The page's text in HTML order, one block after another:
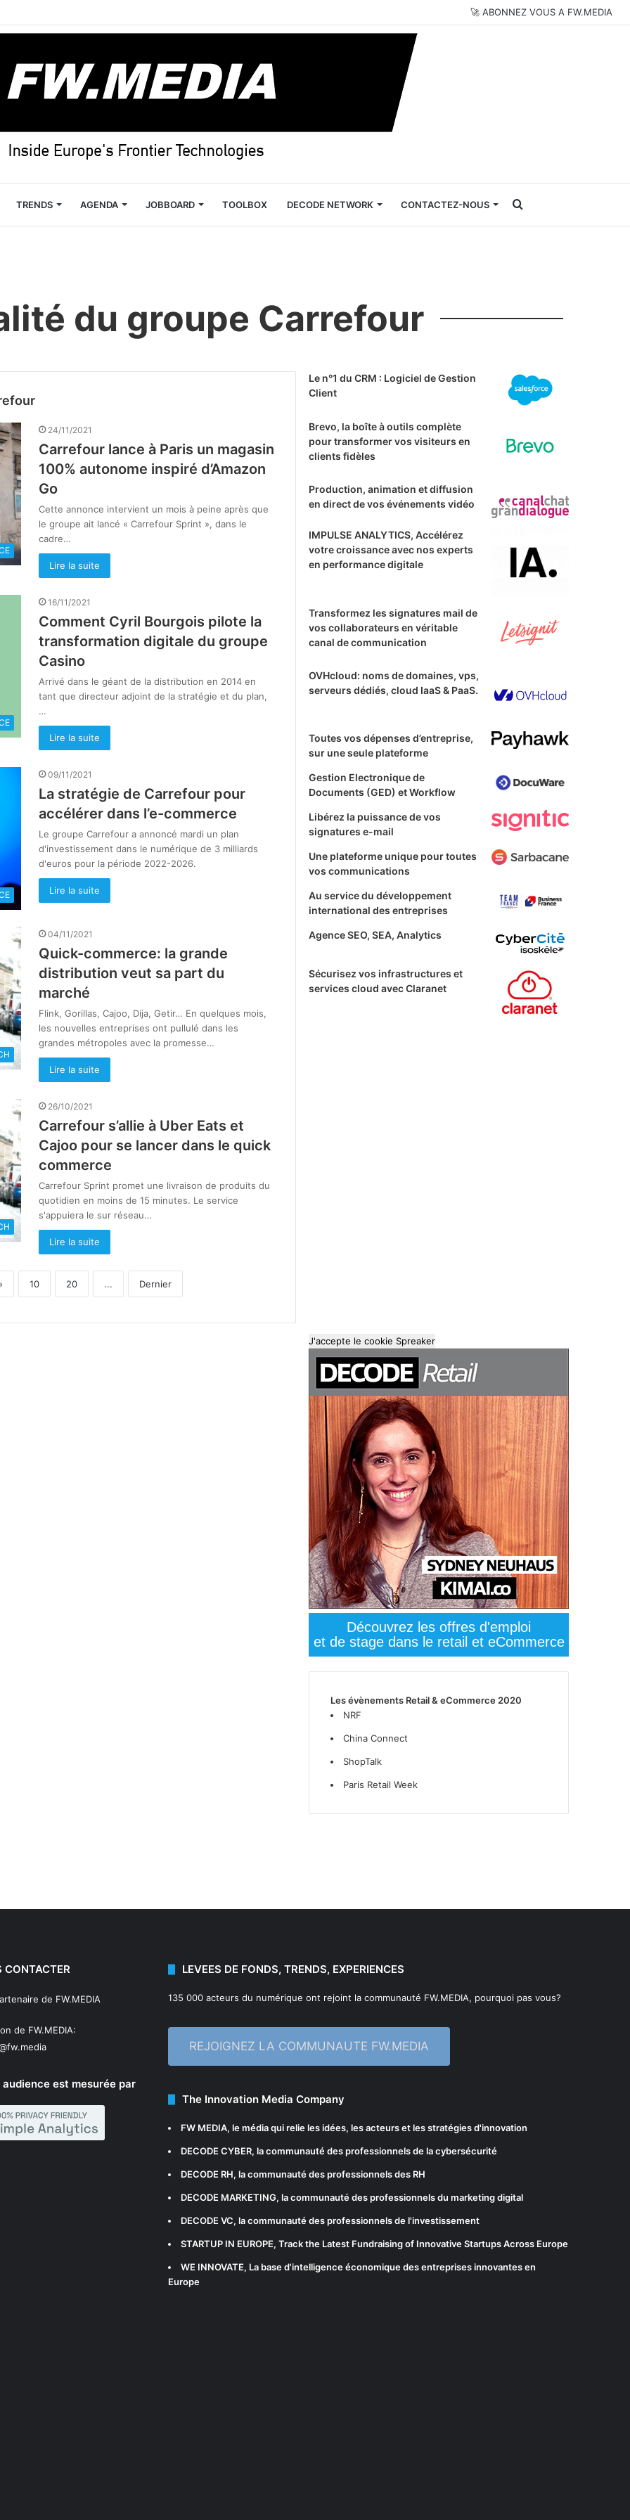
🚀 ABONNEZ VOUS A FW.MEDIA
TRENDS AGENDA JOBBOARD TOOLBOX DECODE NETWORK CONTACTEZ-NOUS Rechercher
du groupe Carrefour
24/11/2021
Carrefour lance à Paris un magasin
100% autonome inspiré d’Amazon
Go
Cette annonce intervient un mois à peine après que
le groupe ait lancé « Carrefour Sprint », dans le
cadre…
Lire la suite
16/11/2021
Comment Cyril Bourgois pilote la
transformation digitale du groupe
Casino
Arrivé dans le géant de la distribution en 2014 en
tant que directeur adjoint de la stratégie et du plan,
…
Lire la suite
09/11/2021
La stratégie de Carrefour pour
accélérer dans l’e-commerce
Le groupe Carrefour a annoncé mardi un plan
d'investissement dans le numérique de 3 milliards
d'euros pour la période 2022-2026.
Lire la suite
04/11/2021
Quick-commerce: la grande
distribution veut sa part du
marché
Flink, Gorillas, Cajoo, Dija, Getir… En quelques mois,
les nouvelles entreprises ont pullulé dans les
grandes métropoles avec la promesse…
Lire la suite
26/10/2021
Carrefour s’allie à Uber Eats et
Cajoo pour se lancer dans le quick
commerce
Carrefour Sprint promet une livraison de produits du
quotidien en moins de 15 minutes. Le service
s'appuiera le sur réseau…
Lire la suite
10 20 ... Dernier
Le n°1 du CRM : Logiciel de Gestion
Client
Brevo, la boîte à outils complète
pour transformer vos visiteurs en
clients fidèles
Production, animation et diffusion
en direct de vos événements vidéo
IMPULSE ANALYTICS, Accélérez
votre croissance avec nos experts
en performance digitale
Transformez les signatures mail de
vos collaborateurs en véritable
canal de communication
OVHcloud: noms de domaines, vps,
serveurs dédiés, cloud IaaS & PaaS.
Toutes vos dépenses d’entreprise,
sur une seule plateforme
Gestion Electronique de
Documents (GED) et Workflow
Libérez la puissance de vos
signatures e-mail
Une plateforme unique pour toutes
vos communications
Au service du développement
international des entreprises
Agence SEO, SEA, Analytics
Sécurisez vos infrastructures et
services cloud avec Claranet
J'accepte le cookie Spreaker
Découvrez les offres d'emploi
et de stage dans le retail et eCommerce
Les évènements Retail & eCommerce 2020
NRF
China Connect
ShopTalk
Paris Retail Week
CONTACTER
de FW.MEDIA
de FW.MEDIA:
audience est mesurée par
LEVEES DE FONDS, TRENDS, EXPERIENCES
135 000 acteurs du numérique ont rejoint la communauté FW.MEDIA, pourquoi pas vous?
REJOIGNEZ LA COMMUNAUTE FW.MEDIA
The Innovation Media Company
FW MEDIA, le média qui relie les idées, les acteurs et les stratégies d'innovation
DECODE CYBER, la communauté des professionnels de la cybersécurité
DECODE RH, la communauté des professionnels des RH
DECODE MARKETING, la communauté des professionnels du marketing digital
DECODE VC, la communauté des professionnels de l'investissement
STARTUP IN EUROPE, Track the Latest Fundraising of Innovative Startups Across Europe
WE INNOVATE, La base d'intelligence économique des entreprises innovantes en
Europe